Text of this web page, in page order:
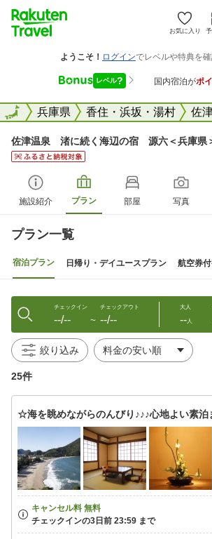
お気に入り
全国兵庫県 香住・浜坂・湯村 佐
全国
佐津温泉 渚に続く海辺の宿 源六＜兵庫県
施設紹介 プラン 部屋 写真
プラン一覧
宿泊プラン 日帰り・デイユースプラン 航空券
チェックイン
--/-- 〜
チェックアウト
--/--
大人
--人
絞り込み
25件
☆海を眺めながらのんびり♪♪♪心地よい素